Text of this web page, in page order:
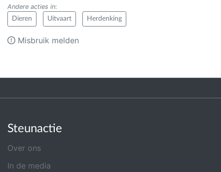
Andere acties in:
Dieren Uitvaart Herdenking
Misbruik melden
Steunactie
Over ons
In de media